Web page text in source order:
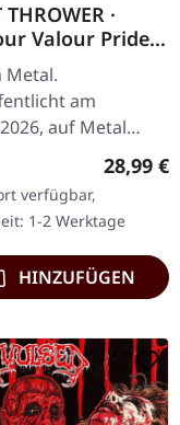
THROWER ·
Valour Pride |
LP
Metal.
am
auf Metal
Records. Weißes
im Standard-Cover
Plastic Head
weißes Vinyl,…
28,99 €
verfügbar,
1-2 Werktage
HINZUFÜGEN